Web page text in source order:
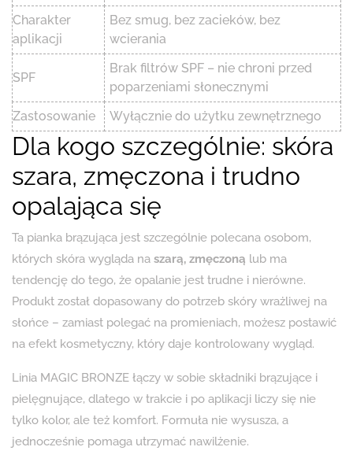
Charakter
aplikacji
Bez smug, bez zacieków, bez
wcierania
SPF
Brak filtrów SPF – nie chroni przed
poparzeniami słonecznymi
Zastosowanie
Wyłącznie do użytku zewnętrznego
Dla kogo szczególnie: skóra
szara, zmęczona i trudno
opalająca się
Ta pianka brązująca jest szczególnie polecana osobom,
których skóra wygląda na szarą, zmęczoną lub ma
tendencję do tego, że opalanie jest trudne i nierówne.
Produkt został dopasowany do potrzeb skóry wrażliwej na
słońce – zamiast polegać na promieniach, możesz postawić
na efekt kosmetyczny, który daje kontrolowany wygląd.
Linia MAGIC BRONZE łączy w sobie składniki brązujące i
pielęgnujące, dlatego w trakcie i po aplikacji liczy się nie
tylko kolor, ale też komfort. Formuła nie wysusza, a
jednocześnie pomaga utrzymać nawilżenie.